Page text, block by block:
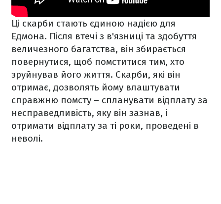
Ці скарби стають єдиною надією для
Едмона. Після втечі з в'язниці та здобуття
величезного багатства, він збирається
повернутися, щоб помститися тим, хто
зруйнував його життя. Скарби, які він
отримає, дозволять йому влаштувати
справжню помсту – спланувати відплату за
несправедливість, яку він зазнав, і
отримати відплату за ті роки, проведені в
неволі.